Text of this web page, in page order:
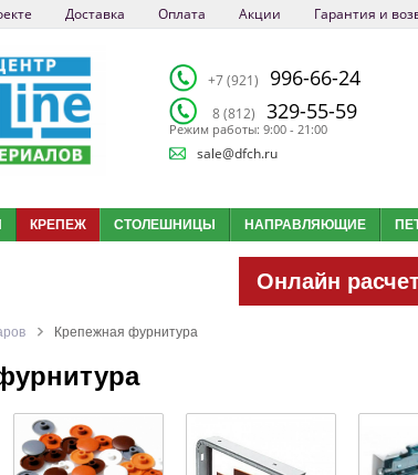
Доставка Оплата Акции Гарантия и
+7 (921) 996-66-24
8 (812) 329-55-59
Режим работы: 9:00 - 21:00
sale@dfch.ru
КРЕПЕЖ СТОЛЕШНИЦЫ НАПРАВЛЯЮЩИЕ
Онлайн
Крепежная фурнитура